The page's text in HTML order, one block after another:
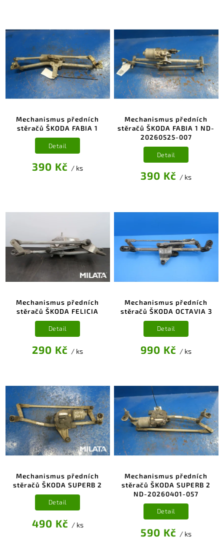
Mechanismus předních
stěračů ŠKODA FABIA 1
390 Kč / ks
Detail
Mechanismus předních
stěračů ŠKODA FABIA 1 ND-
20260525-007
390 Kč / ks
Detail
Mechanismus předních
stěračů ŠKODA FELICIA
290 Kč / ks
Detail
Mechanismus předních
stěračů ŠKODA OCTAVIA 3
990 Kč / ks
Detail
Mechanismus předních
stěračů ŠKODA SUPERB 2
490 Kč / ks
Detail
Mechanismus předních
stěračů ŠKODA SUPERB 2
ND-20260401-057
590 Kč / ks
Detail